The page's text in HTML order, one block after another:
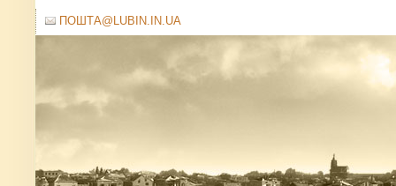
ПОШТА@LUBIN.IN.UA